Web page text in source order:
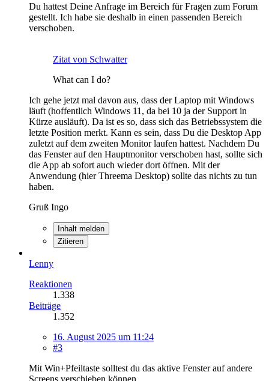
Du hattest Deine Anfrage im Bereich für Fragen zum Forum
gestellt. Ich habe sie deshalb in einen passenden Bereich
verschoben.
Zitat von Schwatter
What can I do?
Ich gehe jetzt mal davon aus, dass der Laptop mit Windows
läuft (hoffentlich Windows 11, da bei 10 ja der Support in
Kürze ausläuft). Da ist es so, dass sich das Betriebssystem die
letzte Position merkt. Kann es sein, dass Du die Desktop App
zuletzt auf dem zweiten Monitor laufen hattest. Nachdem Du
das Fenster auf den Hauptmonitor verschoben hast, sollte sich
die App ab sofort auch wieder dort öffnen. Mit der
Anwendung (hier Threema Desktop) sollte das nichts zu tun
haben.
Gruß Ingo
Inhalt melden
Zitieren
Lenny
Reaktionen
1.338
Beiträge
1.352
16. August 2025 um 11:24
#3
Mit Win+Pfeiltaste solltest du das aktive Fenster auf andere
Screens verschieben können.